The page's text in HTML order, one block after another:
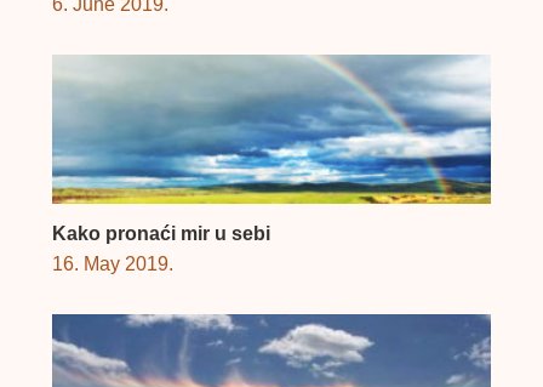
6. June 2019.
Kako pronaći mir u sebi
16. May 2019.